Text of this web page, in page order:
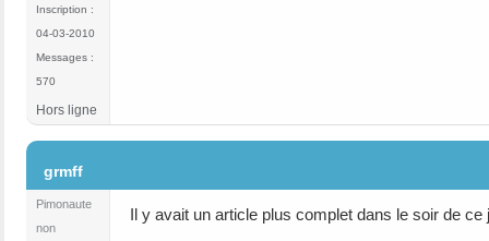
Inscription :
04-03-2010
Messages :
570
Hors ligne
grmff
Pimonaute
non
Il y avait un article plus complet dans le soir de ce